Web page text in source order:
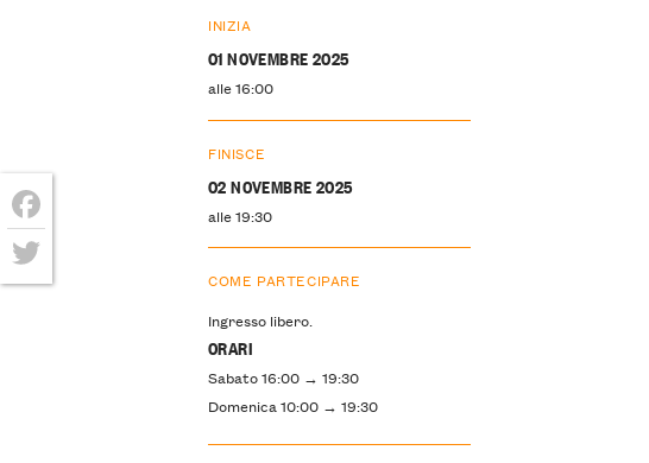
INIZIA
01 NOVEMBRE 2025
alle 16:00
FINISCE
02 NOVEMBRE 2025
alle 19:30
COME PARTECIPARE
Ingresso libero.
ORARI
Sabato 16:00 → 19:30
Domenica 10:00 → 19:30
Facebook
Twitter